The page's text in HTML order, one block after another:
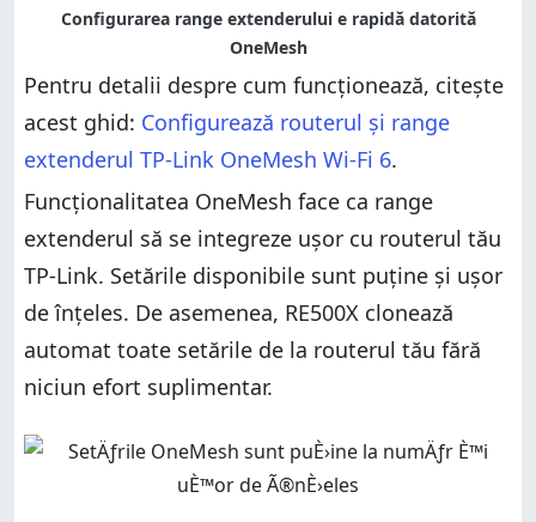
Pentru detalii despre cum funcționează, citește
acest ghid: Configurează routerul și range
extenderul TP-Link OneMesh Wi-Fi 6.
Funcționalitatea OneMesh face ca range
extenderul să se integreze ușor cu routerul tău
TP-Link. Setările disponibile sunt puține și ușor
de înțeles. De asemenea, RE500X clonează
automat toate setările de la routerul tău fără
niciun efort suplimentar.